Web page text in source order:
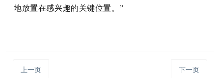
地放置在感兴趣的关键位置。”
上一页 下一页